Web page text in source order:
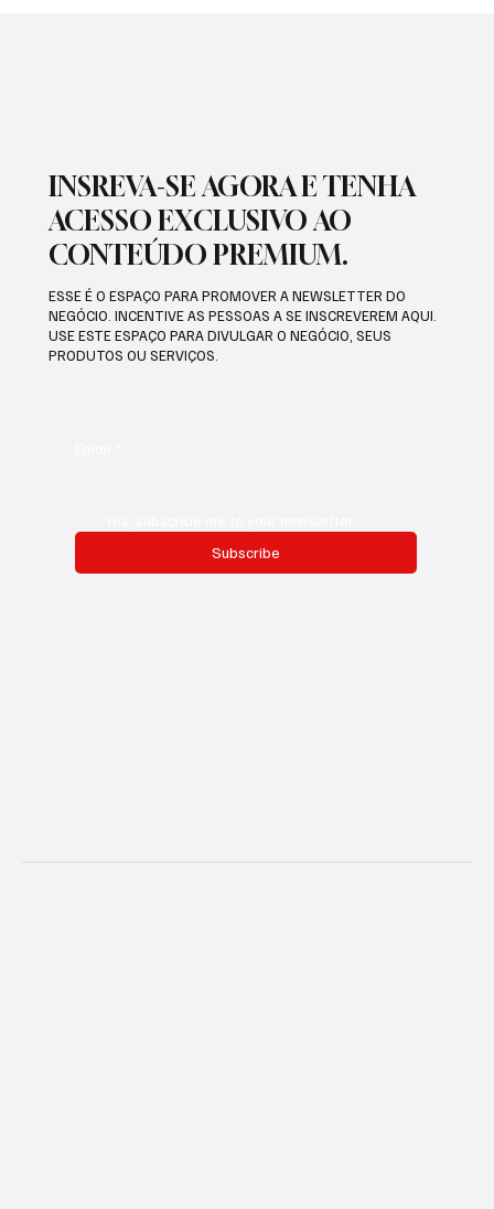
INSREVA-SE AGORA E TENHA
ACESSO EXCLUSIVO AO
CONTEÚDO PREMIUM.
ESSE É O ESPAÇO PARA PROMOVER A NEWSLETTER DO
NEGÓCIO. INCENTIVE AS PESSOAS A SE INSCREVEREM AQUI.
USE ESTE ESPAÇO PARA DIVULGAR O NEGÓCIO, SEUS
PRODUTOS OU SERVIÇOS.
Subscribe